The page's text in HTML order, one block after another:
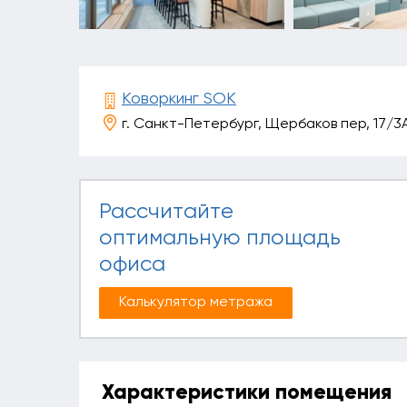
Коворкинг SOK
г. Санкт-Петербург, Щербаков пер, 17/
Рассчитайте
оптимальную площадь
офиса
Калькулятор метража
Характеристики помещения